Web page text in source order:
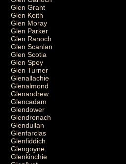
Glen Grant
Glen Keith
Glen Moray
Glen Parker
Glen Ranoch
Glen Scanlan
Glen Scotia
Glen Spey
Glen Turner
Glenallachie
Glenalmond
Glenandrew
Glencadam
Glendower
Glendronach
Glendullan
Glenfarclas
Glenfiddich
Glengoyne
Glenkinchie